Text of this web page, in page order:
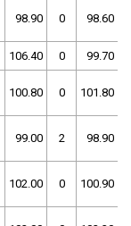
98.90 0 98.60
106.40 0 99.70
100.80 0 101.80
99.00 2 98.90
102.00 0 100.90